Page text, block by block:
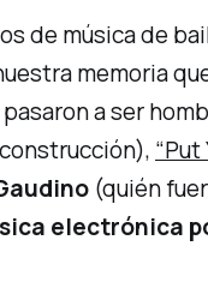
de música de
memoria
a ser
(quién
electrónica